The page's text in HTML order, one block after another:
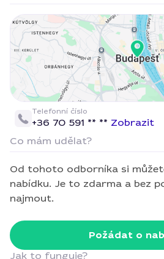
Telefonní číslo
+36 70 591 ** ** Zobrazit
Co mám udělat?
Od tohoto odborníka si
nabídku. Je to zdarma a bez
najmout.
Požádat o
Jak to funguje?